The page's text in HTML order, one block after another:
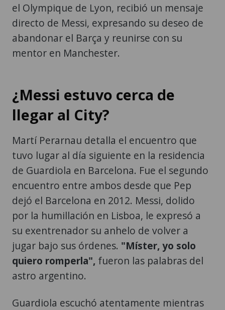
el Olympique de Lyon, recibió un mensaje
directo de Messi, expresando su deseo de
abandonar el Barça y reunirse con su
mentor en Manchester.
¿Messi estuvo cerca de
llegar al City?
Martí Perarnau detalla el encuentro que
tuvo lugar al día siguiente en la residencia
de Guardiola en Barcelona. Fue el segundo
encuentro entre ambos desde que Pep
dejó el Barcelona en 2012. Messi, dolido
por la humillación en Lisboa, le expresó a
su exentrenador su anhelo de volver a
jugar bajo sus órdenes. "Míster, yo solo
quiero romperla", fueron las palabras del
astro argentino.
Guardiola escuchó atentamente mientras